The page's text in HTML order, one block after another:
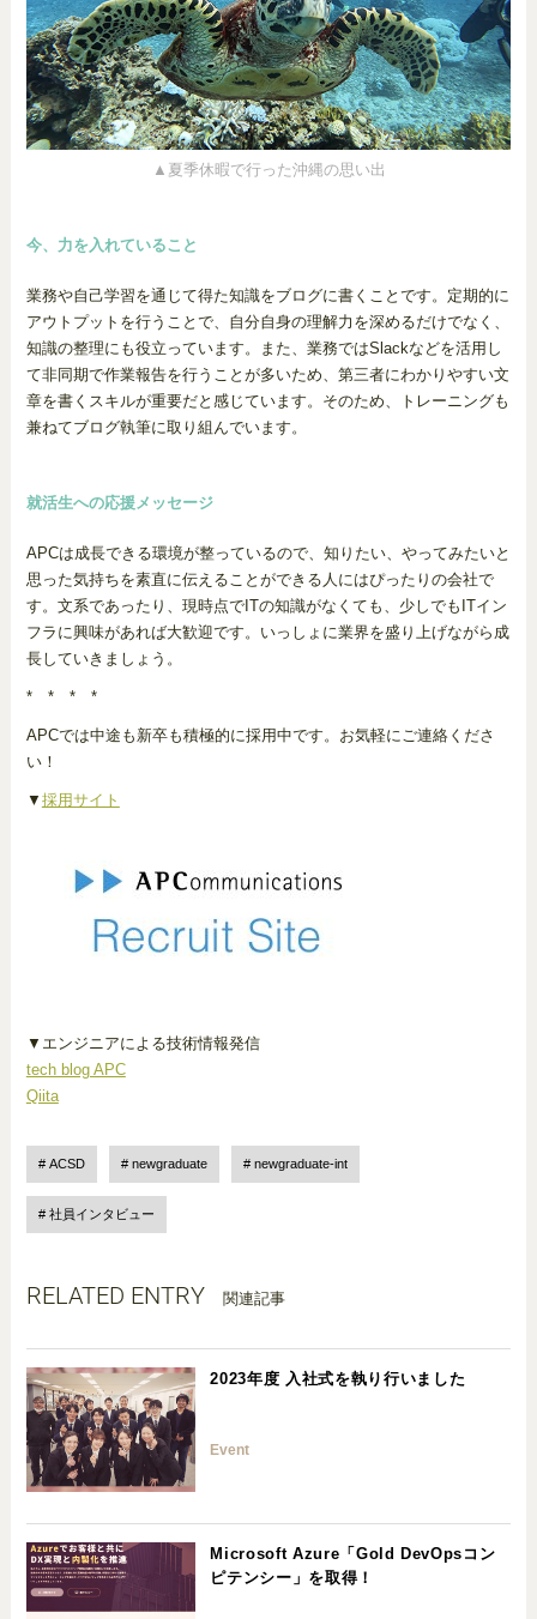
▲夏季休暇で行った沖縄の思い出
今、力を入れていること
業務や自己学習を通じて得た知識をブログに書くことです。定期的に
アウトプットを行うことで、自分自身の理解力を深めるだけでなく、
知識の整理にも役立っています。また、業務ではSlackなどを活用し
て非同期で作業報告を行うことが多いため、第三者にわかりやすい文
章を書くスキルが重要だと感じています。そのため、トレーニングも
兼ねてブログ執筆に取り組んでいます。
就活生への応援メッセージ
APCは成長できる環境が整っているので、知りたい、やってみたいと
思った気持ちを素直に伝えることができる人にはぴったりの会社で
す。文系であったり、現時点でITの知識がなくても、少しでもITイン
フラに興味があれば大歓迎です。いっしょに業界を盛り上げながら成
長していきましょう。
* * * *
APCでは中途も新卒も積極的に採用中です。お気軽にご連絡くださ
い！
▼ 採用サイト
▼エンジニアによる技術情報発信
tech blog APC
Qiita
ACSD newgraduate newgraduate-int
社員インタビュー
RELATED ENTRY 関連記事
2023年度 入社式を執り行いました
Event
Microsoft Azure「Gold DevOpsコン
ピテンシー」を取得！